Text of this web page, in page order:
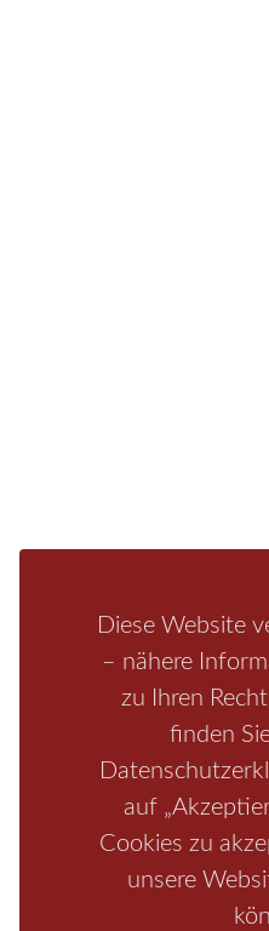
Diese Website
– nähere
zu Ihren
finden
auf
Cookies zu
unsere
Boofen Mediathek
Region /
Kontakt /